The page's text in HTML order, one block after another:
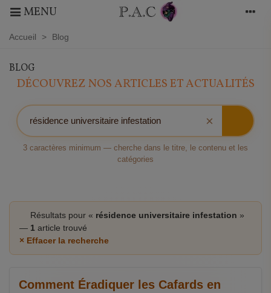
MENU
Accueil > Blog
BLOG
DÉCOUVREZ NOS ARTICLES ET ACTUALITÉS
×
3 caractères minimum — cherche dans le titre, le contenu et les
catégories
Résultats pour « résidence universitaire infestation »
— 1 article trouvé
× Effacer la recherche
Comment Éradiquer les Cafards en